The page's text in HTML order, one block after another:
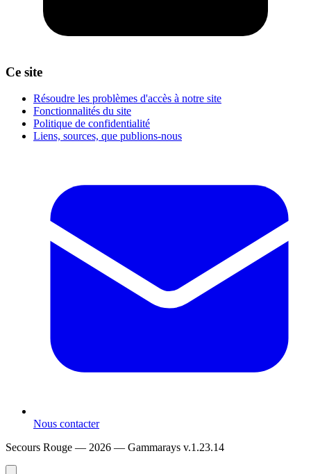
Ce site
Résoudre les problèmes d'accès à notre site
Fonctionnalités du site
Politique de confidentialité
Liens, sources, que publions-nous
Nous contacter
Secours Rouge — 2026 — Gammarays v.1.23.14